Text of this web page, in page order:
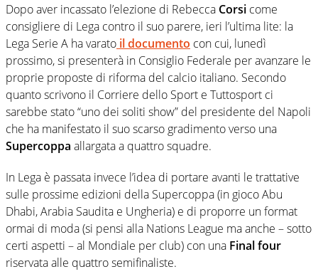
Dopo aver incassato l’elezione di Rebecca Corsi come
consigliere di Lega contro il suo parere, ieri l’ultima lite: la
Lega Serie A ha varato il documento con cui, lunedì
prossimo, si presenterà in Consiglio Federale per avanzare le
proprie proposte di riforma del calcio italiano. Secondo
quanto scrivono il Corriere dello Sport e Tuttosport ci
sarebbe stato “uno dei soliti show” del presidente del Napoli
che ha manifestato il suo scarso gradimento verso una
Supercoppa allargata a quattro squadre.
In Lega è passata invece l’idea di portare avanti le trattative
sulle prossime edizioni della Supercoppa (in gioco Abu
Dhabi, Arabia Saudita e Ungheria) e di proporre un format
ormai di moda (si pensi alla Nations League ma anche – sotto
certi aspetti – al Mondiale per club) con una Final four
riservata alle quattro semifinaliste.